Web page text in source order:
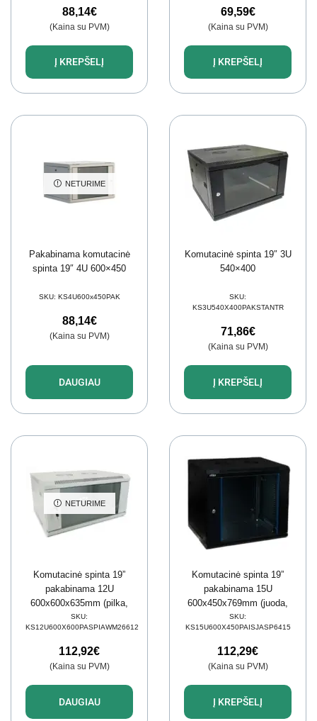
88,14€
(Kaina su PVM)
Į KREPŠELĮ
69,59€
(Kaina su PVM)
Į KREPŠELĮ
NETURIME
Pakabinama komutacinė
spinta 19″ 4U 600×450
SKU: KS4U600x450PAK
88,14€
(Kaina su PVM)
DAUGIAU
Komutacinė spinta 19″ 3U
540×400
SKU:
KS3U540X400PAKSTANTR
71,86€
(Kaina su PVM)
Į KREPŠELĮ
NETURIME
Komutacinė spinta 19”
pakabinama 12U
600x600x635mm (pilka,
surinkta, IP20) AWM2-
6612
SKU:
KS12U600X600PASPIAWM26612
112,92€
(Kaina su PVM)
DAUGIAU
Komutacinė spinta 19”
pakabinama 15U
600x450x769mm (juoda,
nesurinkta, IP20) ASP2-
6415
SKU:
KS15U600X450PAISJASP6415
112,29€
(Kaina su PVM)
Į KREPŠELĮ